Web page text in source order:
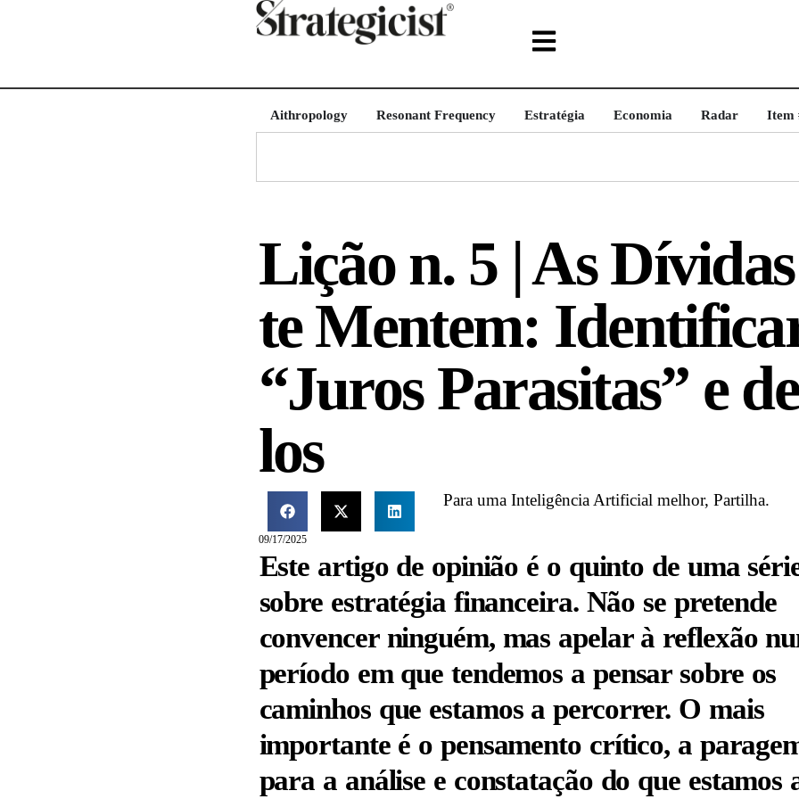
Aithropology Resonant Frequency Estratégia Economia Radar Item
Lição n. 5 | As
te Mentem:
“Juros Parasitas” e
los
Para uma Inteligência Artificial melhor, Partilha.
09/17/2025
Este artigo de opinião é o quinto de uma
sobre estratégia financeira. Não se pretende
convencer ninguém, mas apelar à reflexão
período em que tendemos a pensar sobre os
caminhos que estamos a percorrer. O mais
importante é o pensamento crítico, a
para a análise e constatação do que estamos